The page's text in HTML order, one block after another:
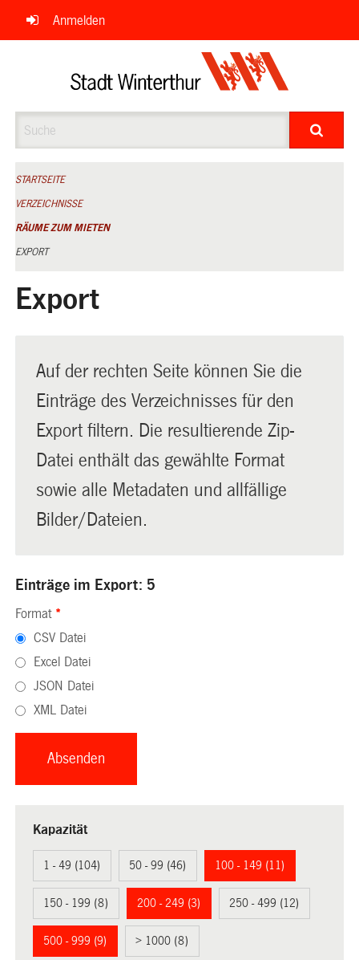
Navigation
überspringen
Anmelden
STARTSEITE
VERZEICHNISSE
RÄUME ZUM MIETEN
EXPORT
Export
Auf der rechten Seite können Sie die
Einträge des Verzeichnisses für den
Export filtern. Die resultierende Zip-
Datei enthält das gewählte Format
sowie alle Metadaten und allfällige
Bilder/Dateien.
Einträge im Export: 5
Format *
CSV Datei
Excel Datei
JSON Datei
XML Datei
Kapazität
1 - 49 (104) 50 - 99 (46) 100 - 149 (11)
150 - 199 (8) 200 - 249 (3) 250 - 499 (12)
500 - 999 (9) > 1000 (8)